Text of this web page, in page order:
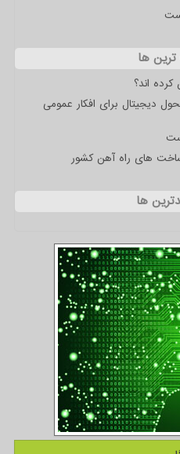
ها
کرده اند؟
دیجیتال برای افکار عمومی
های راه آهن کشور
ها